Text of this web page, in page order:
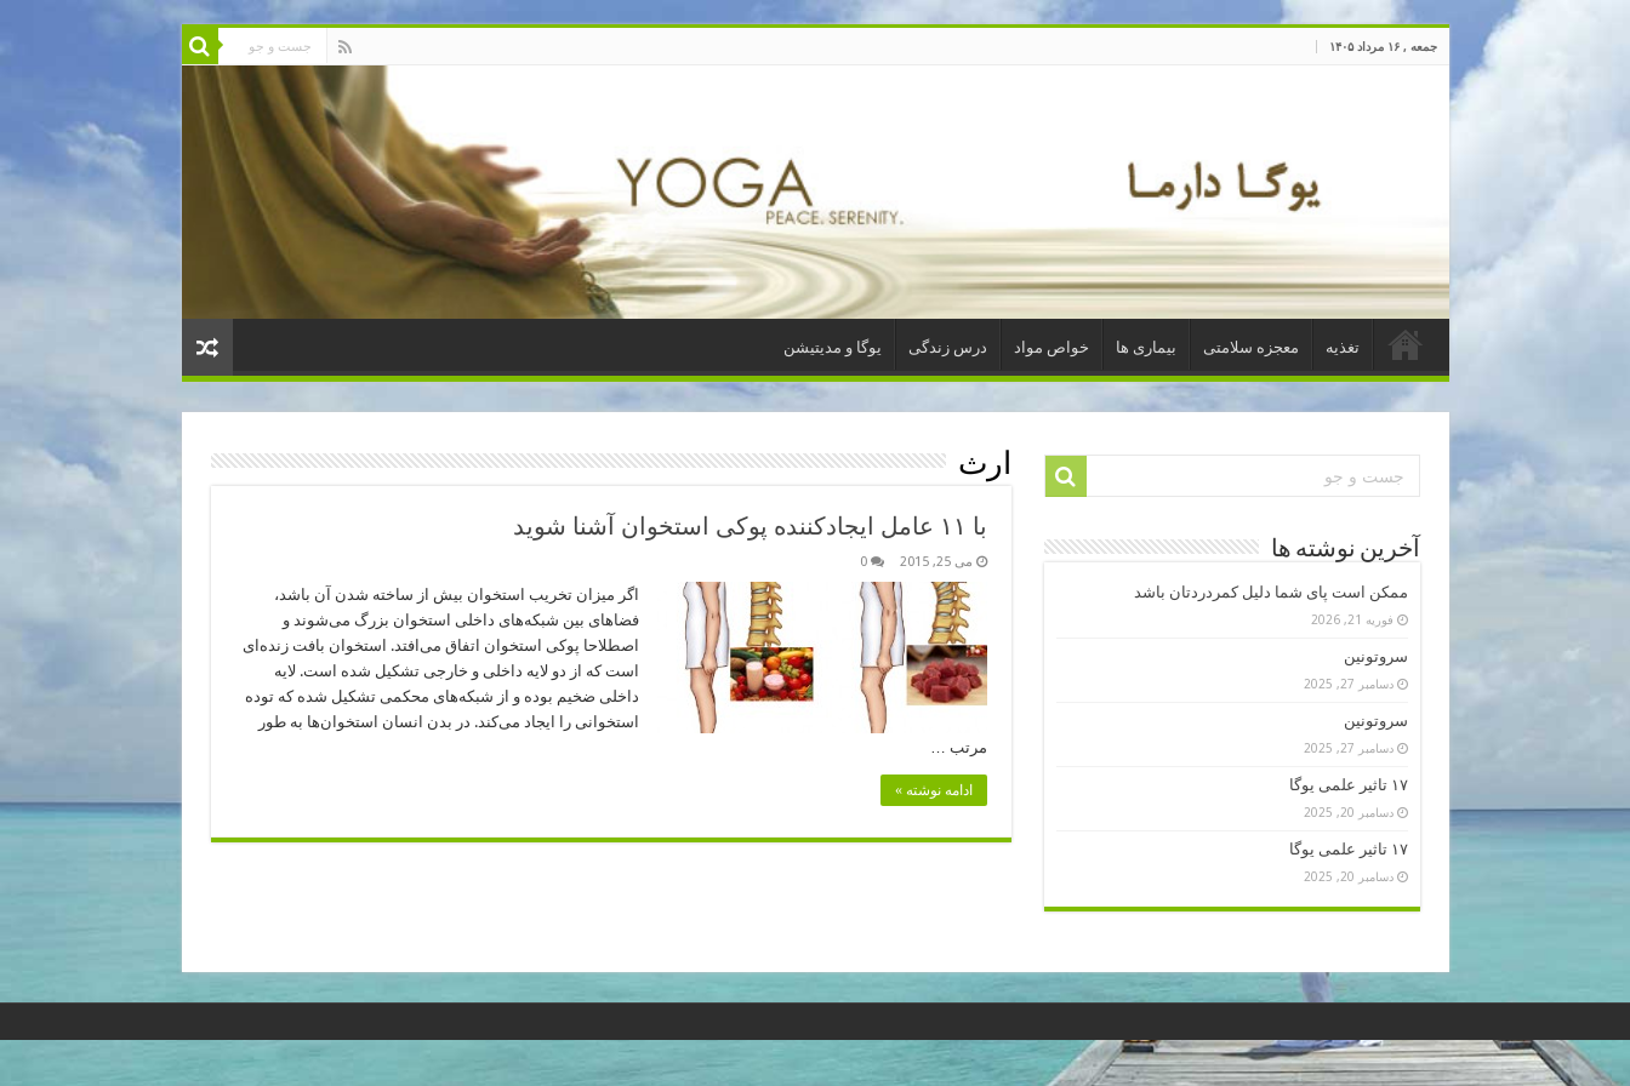
جمعه , ۱۶ مرداد ۱۴۰۵
تغذیه معجزه سلامتی بیماری ها خواص مواد درس زندگی یوگا و مدیتیشن
ارث
با ‌١١ عامل ایجادکننده پوکی استخوان آشنا شوید
می 25, 2015 0
اگر میزان تخریب استخوان بیش از ساخته شدن آن باشد،
فضاهای بین شبکه‌های داخلی استخوان بزرگ می‌شوند و
اصطلاحا پوکی استخوان اتفاق می‌افتد. استخوان بافت زنده‌ای
است که از دو لایه داخلی و خارجی تشکیل شده است. لایه
داخلی ضخیم بوده و از شبکه‌های محکمی تشکیل شده که توده
استخوانی را ایجاد می‌کند. در بدن انسان استخوان‌ها به طور
مرتب …
ادامه نوشته »
آخرین نوشته ها
ممکن است پای شما دلیل کمردردتان باشد
فوریه 21, 2026
سروتونین
دسامبر 27, 2025
سروتونین
دسامبر 27, 2025
۱۷ تاثیر علمی یوگا
دسامبر 20, 2025
۱۷ تاثیر علمی یوگا
دسامبر 20, 2025